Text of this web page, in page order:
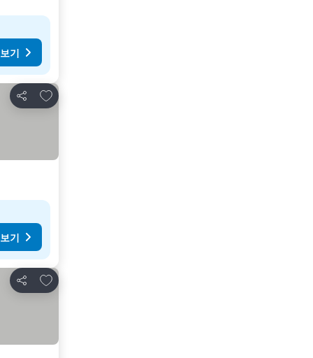
기
공유
즐겨찾기에 추가
기
공유
즐겨찾기에 추가